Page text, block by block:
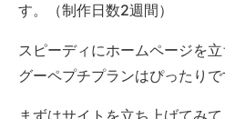
す。（制作日数2週間）
スピーディにホームページを
グーペプチプランはぴったりで